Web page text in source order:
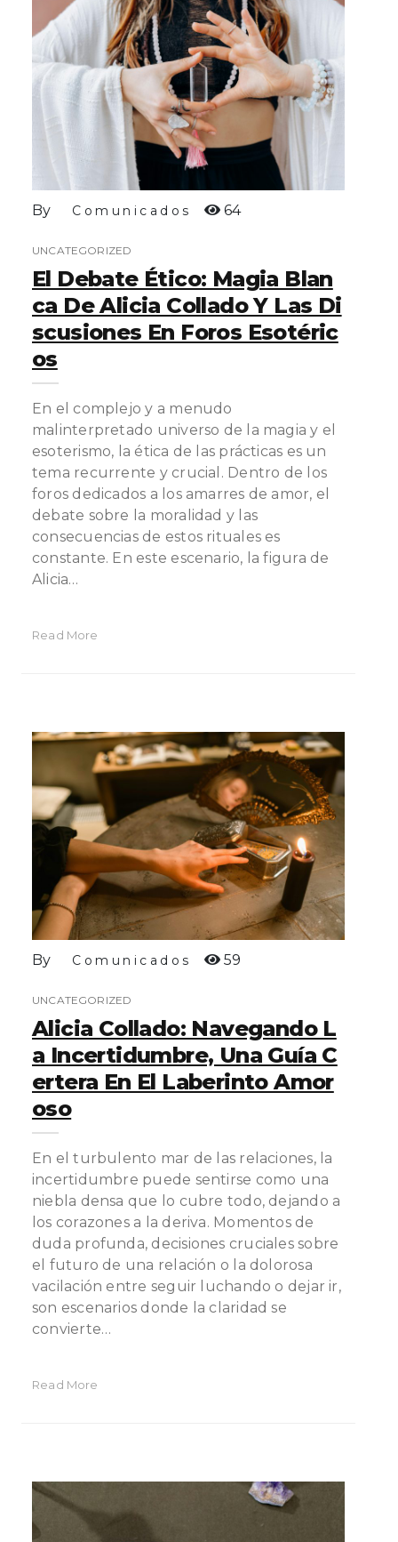
By Comunicados 64
UNCATEGORIZED
El Debate Ético: Magia Blan
Ca De Alicia Collado Y Las Di
Scusiones En Foros Esotéric
Os
En el complejo y a menudo
malinterpretado universo de la magia y el
esoterismo, la ética de las prácticas es un
tema recurrente y crucial. Dentro de los
foros dedicados a los amarres de amor, el
debate sobre la moralidad y las
consecuencias de estos rituales es
constante. En este escenario, la figura de
Alicia…
Read More
By Comunicados 59
UNCATEGORIZED
Alicia Collado: Navegando L
A Incertidumbre, Una Guía C
Ertera En El Laberinto Amor
Oso
En el turbulento mar de las relaciones, la
incertidumbre puede sentirse como una
niebla densa que lo cubre todo, dejando a
los corazones a la deriva. Momentos de
duda profunda, decisiones cruciales sobre
el futuro de una relación o la dolorosa
vacilación entre seguir luchando o dejar ir,
son escenarios donde la claridad se
convierte…
Read More